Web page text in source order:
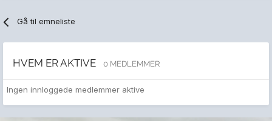
Gå til emneliste
HVEM ER AKTIVE 0 MEDLEMMER
Ingen innloggede medlemmer aktive